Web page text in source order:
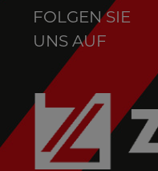
FOLGEN SIE
UNS AUF